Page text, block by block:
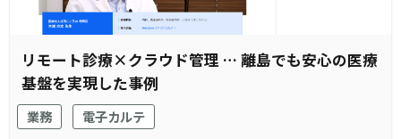
リモート診療×クラウド管理 … 離島でも安心の医療
基盤を実現した事例
業務
電子カルテ